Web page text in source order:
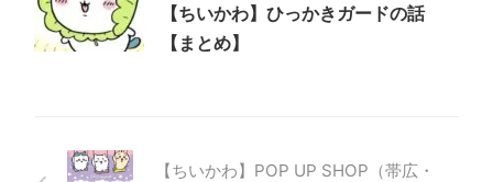
【ちいかわ】ひっかきガードの話
【まとめ】
【ちいかわ】POP UP SHOP（帯広・